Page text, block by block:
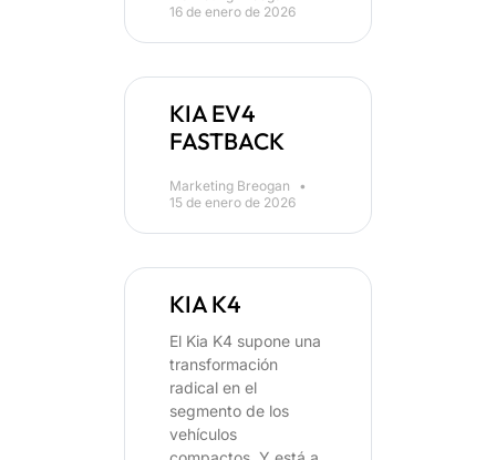
16 de enero de 2026
KIA EV4
FASTBACK
Marketing Breogan
15 de enero de 2026
KIA K4
El Kia K4 supone una
transformación
radical en el
segmento de los
vehículos